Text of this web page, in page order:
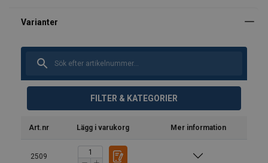
FILTER & KATEGORIER
Art.nr Lägg i varukorg Mer information
2509Material: